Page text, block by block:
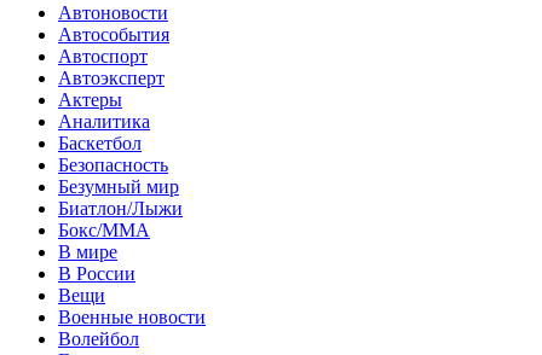
Автоновости
Автособытия
Автоспорт
Автоэксперт
Актеры
Аналитика
Баскетбол
Безопасность
Безумный мир
Биатлон/Лыжи
Бокс/MMA
В мире
В России
Вещи
Военные новости
Волейбол